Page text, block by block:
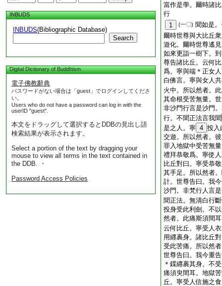
INBUDS
INBUDS(Bibliographic Database)
Search
Digital Dictionary of Buddhism
電子佛教辭典
パスワードがない場合は「guest」でログインしてくださ
い。
Users who do not have a password can log in with the
userID "guest".
本文をドラッグして選択するとDDBの見出し語
検索結果が表示されます。
Select a portion of the text by dragging your
mouse to view all terms in the text contained in
the DDB. ・
Password Access Policies
當作是學。爾時諸
行
1
(一〇) 聞如是
爾時世尊與大比丘
遊化。爾時世尊遙
如來更詣一樹下。
尊告諸比丘。云何
爲。寧與端＊正女
白佛言。寧與女人
火中。所以然者。
其命根受苦無量。
非沙門行言是沙門
行。不聞正法言我聞
是之人。寧 4 投入
交遊。所以然者。
罪入地獄中受苦無
禮拜恭敬爲。寧使
比丘對曰。寧受恭
其手足。所以然者
計。世尊告曰。我
沙門。非梵行人言
聞正法。無清白行
投身受此利劍。不
然者。此痛斯須間
云何比丘。寧受人
用纒裹身。諸比丘
受此苦痛。所以然
世尊告曰。我今重
＊鍱纒裹其身。不
痛須臾間耳。地獄
丘。寧受人信施之